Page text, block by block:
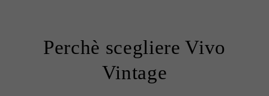
Perchè scegliere Vivo
Vintage